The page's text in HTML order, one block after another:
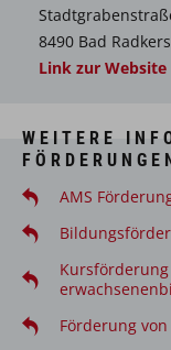
8490 Bad
Link zur Website
WEITERE
AMS
Förderung